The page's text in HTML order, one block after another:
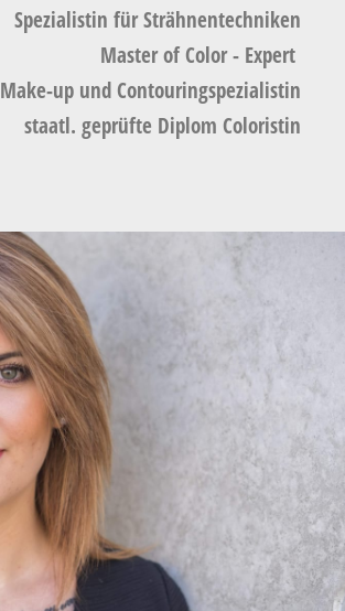
Spezialistin für Strähnentechniken
Master of Color - Expert
Make-up und Contouringspezialistin
staatl. geprüfte Diplom Coloristin